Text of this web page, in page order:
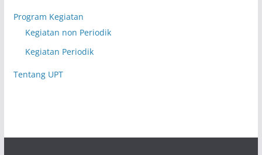
Program Kegiatan
Kegiatan non Periodik
Kegiatan Periodik
Tentang UPT